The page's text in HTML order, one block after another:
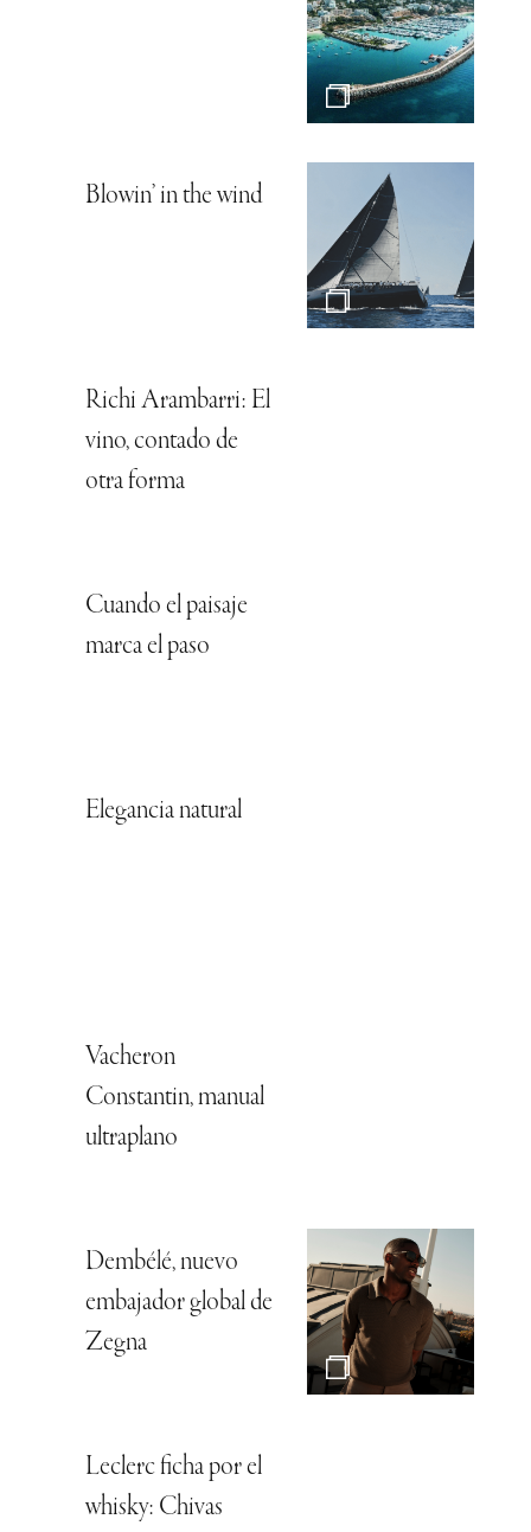
Blowin’ in the wind
Richi Arambarri: El
vino, contado de
otra forma
Cuando el paisaje
marca el paso
Elegancia natural
Vacheron
Constantin, manual
ultraplano
Dembélé, nuevo
embajador global de
Zegna
Leclerc ficha por el
whisky: Chivas